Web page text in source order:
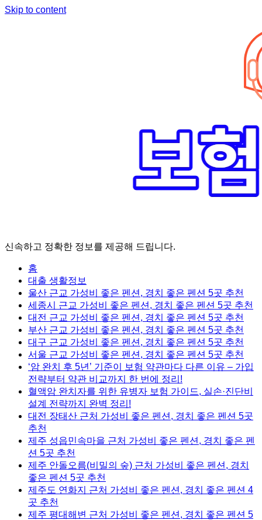
Skip to content
신속하고 정확한 정보를 제공해 드립니다.
홈
대출 생활정보
울산 근교 가성비 좋은 펜션, 경치 좋은 펜션 5곳 추천
세종시 근교 가성비 좋은 펜션, 경치 좋은 펜션 5곳 추천
대전 근교 가성비 좋은 펜션, 경치 좋은 펜션 5곳 추천
부산 근교 가성비 좋은 펜션, 경치 좋은 펜션 5곳 추천
대구 근교 가성비 좋은 펜션, 경치 좋은 펜션 5곳 추천
서울 근교 가성비 좋은 펜션, 경치 좋은 펜션 5곳 추천
‘암 완치 후 5년’ 기준이 보험 약관마다 다른 이유 – 가입
전략부터 약관 비교까지 한 번에 정리!
혈액암 완치자를 위한 유병자 보험 가이드, 실손·진단비
설계 전략까지 완벽 정리!
대전 장태산 근처 가성비 좋은 펜션, 경치 좋은 펜션 5곳
추천
제주 성읍민속마을 근처 가성비 좋은 펜션, 경치 좋은 펜
션 5곳 추천
제주 안돌오름(비밀의 숲) 근처 가성비 좋은 펜션, 경치
좋은 펜션 5곳 추천
제주도 연화지 근처 가성비 좋은 펜션, 경치 좋은 펜션 4
곳 추천
제주 평대해변 근처 가성비 좋은 펜션, 경치 좋은 펜션 5